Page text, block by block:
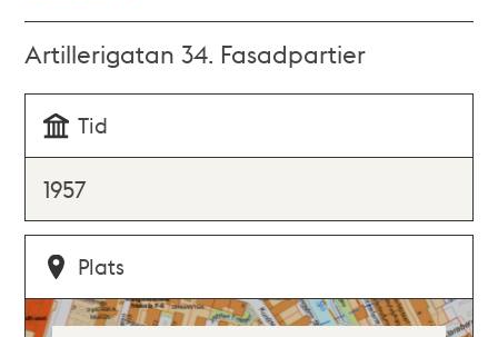
Artillerigatan 34. Fasadpartier
Tid
1957
Plats